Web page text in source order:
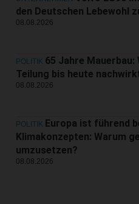
den Deutschen Lebewohl
08.08.2026
POLITIK 65 Jahre Mauerbau:
Teilung bis heute
08.08.2026
POLITIK Europa ist führend
Klimakonzepten: Warum
umzusetzen?
08.08.2026